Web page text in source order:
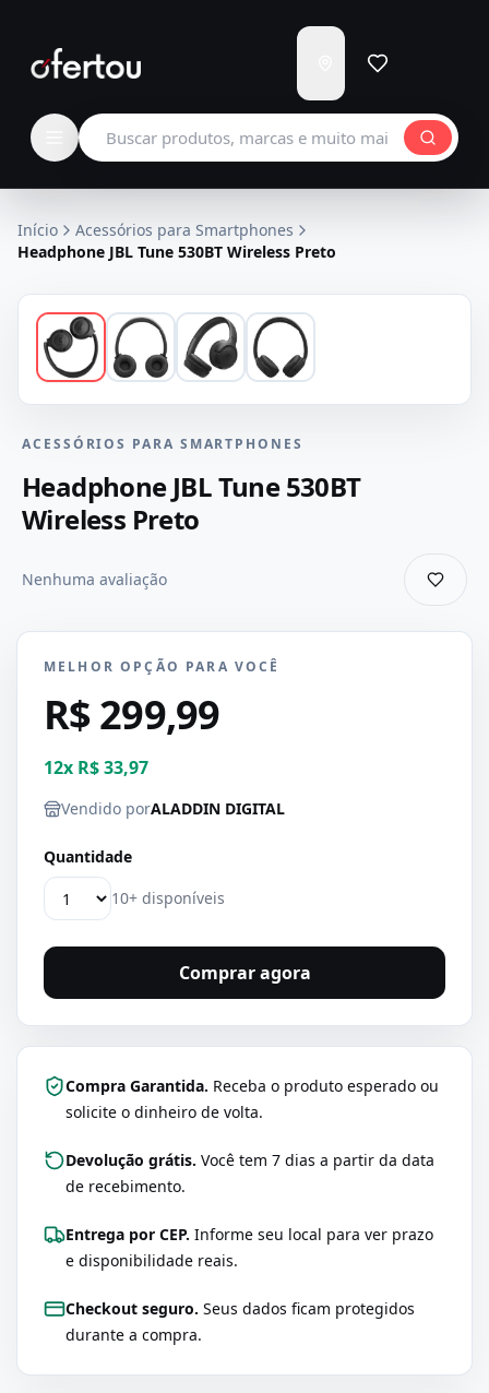
para
Carregando...
Buscar produtos
Início
Acessórios para Smartphones
Headphone JBL Tune 530BT Wireless Preto
ACESSÓRIOS PARA SMARTPHONES
Headphone JBL Tune 530BT
Wireless Preto
Nenhuma avaliação
MELHOR OPÇÃO PARA VOCÊ
R$ 299,99
12x R$ 33,97
Vendido porALADDIN DIGITAL
Quantidade
10+ disponíveis
Comprar agora
Compra Garantida. Receba o produto esperado ou
solicite o dinheiro de volta.
Devolução grátis. Você tem 7 dias a partir da data
de recebimento.
Entrega por CEP. Informe seu local para ver prazo
e disponibilidade reais.
Checkout seguro. Seus dados ficam protegidos
durante a compra.